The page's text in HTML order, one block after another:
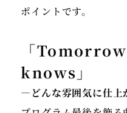
ポイントです。
「
knows」
―どんな雰囲気に仕上